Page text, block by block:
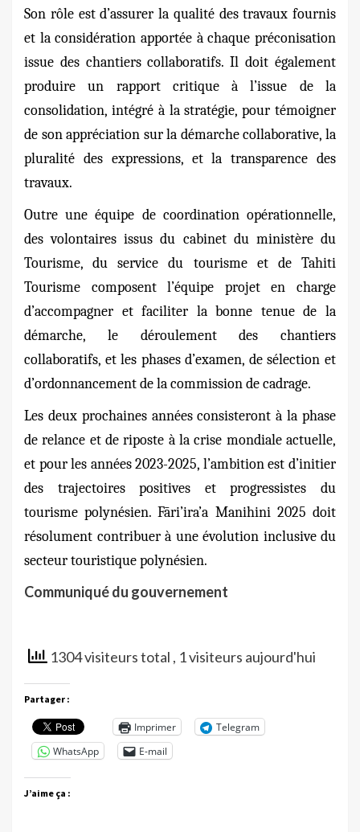
Son rôle est d’assurer la qualité des travaux fournis
et la considération apportée à chaque préconisation
issue des chantiers collaboratifs. Il doit également
produire un rapport critique à l’issue de la
consolidation, intégré à la stratégie, pour témoigner
de son appréciation sur la démarche collaborative, la
pluralité des expressions, et la transparence des
travaux.
Outre une équipe de coordination opérationnelle,
des volontaires issus du cabinet du ministère du
Tourisme, du service du tourisme et de Tahiti
Tourisme composent l’équipe projet en charge
d’accompagner et faciliter la bonne tenue de la
démarche, le déroulement des chantiers
collaboratifs, et les phases d’examen, de sélection et
d’ordonnancement de la commission de cadrage.
Les deux prochaines années consisteront à la phase
de relance et de riposte à la crise mondiale actuelle,
et pour les années 2023-2025, l’ambition est d’initier
des trajectoires positives et progressistes du
tourisme polynésien. Fāri’ira’a Manihini 2025 doit
résolument contribuer à une évolution inclusive du
secteur touristique polynésien.
Communiqué du gouvernement
1304 visiteurs total , 1 visiteurs aujourd'hui
Partager :
Imprimer
Telegram
WhatsApp
E-mail
J’aime ça :